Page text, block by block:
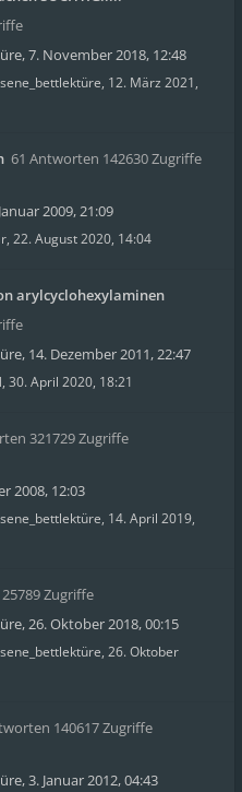
,7. November 2018, 12:48
, 12. März 2021,
61 Antworten 142630 Zugriffe
2009, 21:09
, 22. August 2020, 14:04
arylcyclohexylaminen
, 14. Dezember 2011, 22:47
, 30. April 2020, 18:21
321729 Zugriffe
2008, 12:03
, 14. April 2019,
Zugriffe
,26. Oktober 2018, 00:15
, 26. Oktober
140617 Zugriffe
,3. Januar 2012, 04:43